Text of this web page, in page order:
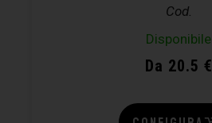
Cod.
Disponibile
Da 20.5 €